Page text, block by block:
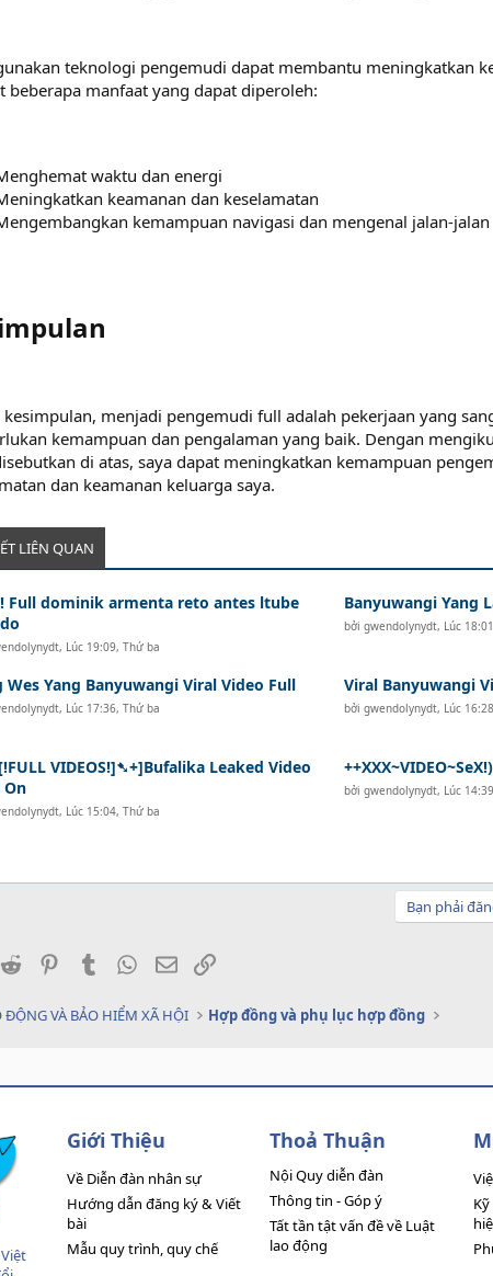
teknologi pengemudi dapat membantu meningkatkan
beberapa manfaat yang dapat diperoleh:
waktu dan energi
keamanan dan keselamatan
kemampuan navigasi dan mengenal jalan-jalan
kesimpulan, menjadi pengemudi full adalah pekerjaan yang
kemampuan dan pengalaman yang baik. Dengan
di atas, saya dapat meningkatkan kemampuan
dan keamanan keluarga saya.
LIÊN QUAN
Full dominik armenta reto antes ltube
, Lúc 19:09, Thứ ba
Banyuwangi Yang
bởi gwendolynydt, Lúc
Wes Yang Banyuwangi Viral Video Full
, Lúc 17:36, Thứ ba
Viral Banyuwangi
bởi gwendolynydt, Lúc
VIDEOS!]➷+]Bufalika Leaked Video
On
, Lúc 15:04, Thứ ba
bởi gwendolynydt, Lúc
Bạn phải
Reddit PinterestTumblr WhatsApp
EmailLink
ĐỘNG VÀ BẢO HIỂM XÃ HỘI Hợp đồng và phụ lục hợp đồng
Giới Thiệu
Về Diễn đàn nhân sự
Hướng dẫn đăng ký & Viết
bài
Mẫu quy trình, quy chế
Thoả Thuận
Nội Quy diễn đàn
Thông tin - Góp ý
Tất tần tật vấn đề về Luật
lao động